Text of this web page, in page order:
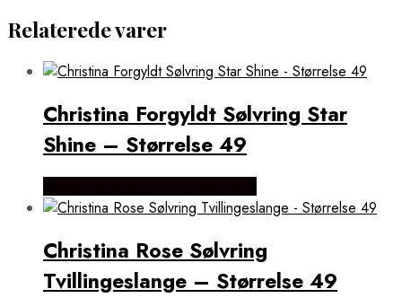
Relaterede varer
Christina Forgyldt Sølvring Star
Shine – Størrelse 49
Christina Rose Sølvring
Tvillingeslange – Størrelse 49